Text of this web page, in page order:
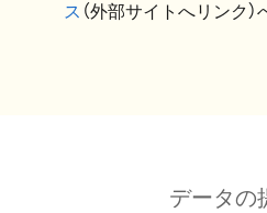
ス （外部サイトへリンク
データの